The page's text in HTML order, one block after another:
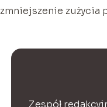
zmniejszenie zużycia
Zespół